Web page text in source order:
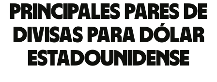
Principales pares de
divisas para dólar
estadounidense